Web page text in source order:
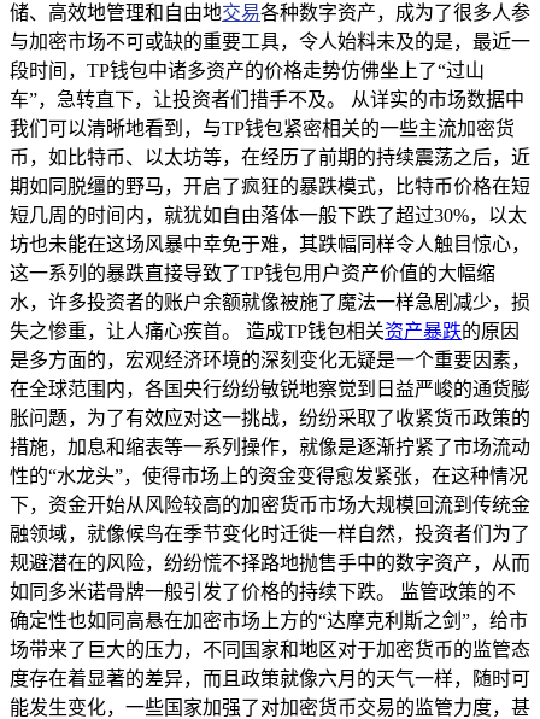
储、高效地管理和自由地交易各种数字资产，成为了很多人参
与加密市场不可或缺的重要工具，令人始料未及的是，最近一
段时间，TP钱包中诸多资产的价格走势仿佛坐上了“过山
车”，急转直下，让投资者们措手不及。 从详实的市场数据中
我们可以清晰地看到，与TP钱包紧密相关的一些主流加密货
币，如比特币、以太坊等，在经历了前期的持续震荡之后，近
期如同脱缰的野马，开启了疯狂的暴跌模式，比特币价格在短
短几周的时间内，就犹如自由落体一般下跌了超过30%，以太
坊也未能在这场风暴中幸免于难，其跌幅同样令人触目惊心，
这一系列的暴跌直接导致了TP钱包用户资产价值的大幅缩
水，许多投资者的账户余额就像被施了魔法一样急剧减少，损
失之惨重，让人痛心疾首。 造成TP钱包相关资产暴跌的原因
是多方面的，宏观经济环境的深刻变化无疑是一个重要因素，
在全球范围内，各国央行纷纷敏锐地察觉到日益严峻的通货膨
胀问题，为了有效应对这一挑战，纷纷采取了收紧货币政策的
措施，加息和缩表等一系列操作，就像是逐渐拧紧了市场流动
性的“水龙头”，使得市场上的资金变得愈发紧张，在这种情况
下，资金开始从风险较高的加密货币市场大规模回流到传统金
融领域，就像候鸟在季节变化时迁徙一样自然，投资者们为了
规避潜在的风险，纷纷慌不择路地抛售手中的数字资产，从而
如同多米诺骨牌一般引发了价格的持续下跌。 监管政策的不
确定性也如同高悬在加密市场上方的“达摩克利斯之剑”，给市
场带来了巨大的压力，不同国家和地区对于加密货币的监管态
度存在着显著的差异，而且政策就像六月的天气一样，随时可
能发生变化，一些国家加强了对加密货币交易的监管力度，甚